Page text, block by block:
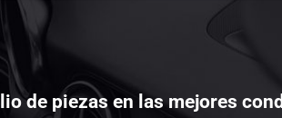
de piezas en las mejores